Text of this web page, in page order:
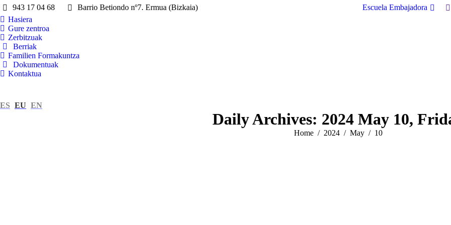
943 17 04 68 Barrio Betiondo nº7. Ermua (Bizkaia) Escuela Embajadora
Hasiera
Gure zentroa
Zerbitzuak
Berriak
Familien Formakuntza
Dokumentuak
Kontaktua
ES EU EN
Daily Archives: 2024 May 10,
You are here:
Home 2024 May 10